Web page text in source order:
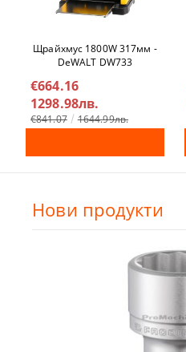
Щрайхмус 1800W 317мм -
DeWALT DW733
€664.16
1298.98лв.
€841.07 1644.99лв.
Нови продукти